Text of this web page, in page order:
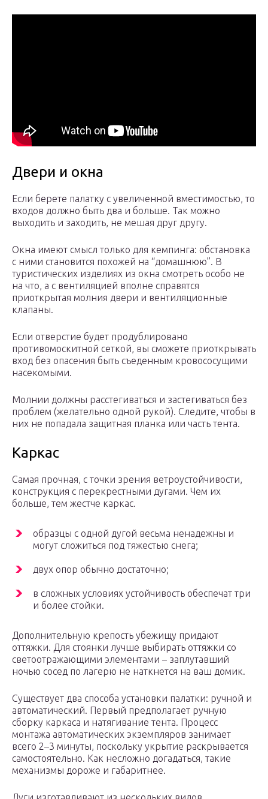
Двери и окна
Если берете палатку с увеличенной вместимостью, то
входов должно быть два и больше. Так можно
выходить и заходить, не мешая друг другу.
Окна имеют смысл только для кемпинга: обстановка
с ними становится похожей на “домашнюю”. В
туристических изделиях из окна смотреть особо не
на что, а с вентиляцией вполне справятся
приоткрытая молния двери и вентиляционные
клапаны.
Если отверстие будет продублировано
противомоскитной сеткой, вы сможете приоткрывать
вход без опасения быть съеденным кровососущими
насекомыми.
Молнии должны расстегиваться и застегиваться без
проблем (желательно одной рукой). Следите, чтобы в
них не попадала защитная планка или часть тента.
Каркас
Самая прочная, с точки зрения ветроустойчивости,
конструкция с перекрестными дугами. Чем их
больше, тем жестче каркас.
образцы с одной дугой весьма ненадежны и
могут сложиться под тяжестью снега;
двух опор обычно достаточно;
в сложных условиях устойчивость обеспечат три
и более стойки.
Дополнительную крепость убежищу придают
оттяжки. Для стоянки лучше выбирать оттяжки со
светоотражающими элементами – заплутавший
ночью сосед по лагерю не наткнется на ваш домик.
Существует два способа установки палатки: ручной и
автоматический. Первый предполагает ручную
сборку каркаса и натягивание тента. Процесс
монтажа автоматических экземпляров занимает
всего 2–3 минуты, поскольку укрытие раскрывается
самостоятельно. Как несложно догадаться, такие
механизмы дороже и габаритнее.